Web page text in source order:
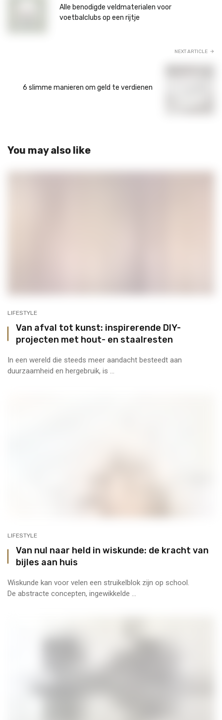
Alle benodigde veldmaterialen voor
voetbalclubs op een rijtje
NEXT ARTICLE
6 slimme manieren om geld te verdienen
You may also like
LIFESTYLE
Van afval tot kunst: inspirerende DIY-
projecten met hout- en staalresten
In een wereld die steeds meer aandacht besteedt aan
duurzaamheid en hergebruik, is ...
LIFESTYLE
Van nul naar held in wiskunde: de kracht van
bijles aan huis
Wiskunde kan voor velen een struikelblok zijn op school.
De abstracte concepten, ingewikkelde ...